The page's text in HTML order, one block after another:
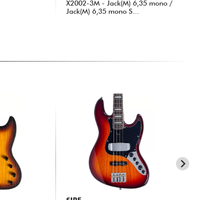
X2002-3M - Jack(M) 6,35 mono /
Jack(M) 6,35 mono S...